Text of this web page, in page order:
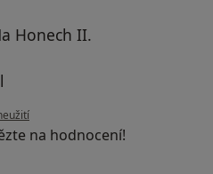
Honech II.
uživatele Váš účet byl odstraněn
na hodnocení!